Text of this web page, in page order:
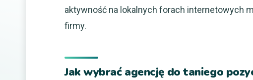
aktywność na lokalnych forach internetowych
firmy.
Jak wybrać agencję do taniego